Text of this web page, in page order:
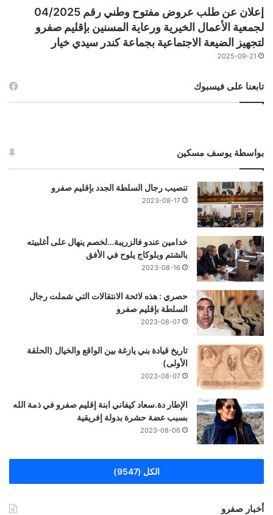
إعلان عن طلب عروض مفتوح وطني رقم 04/2025
لجمعية الأعمال الخيرية ورعاية المسنين بإقليم صفرو
لتجهيز الضيعة الاجتماعية بجماعة كندر سيدي خيار
2025-09-21
تابعنا على فيسبوك
بواسطة يوسف مسكين
تنصيب رجال السلطة الجدد بإقليم صفرو
2023-08-17
خدامين عندو فالزريبة…لخصم ينهال على أغلبيته
بالشتم وبلوكاج يلوح في الأفق
2023-08-16
حصري : هذه لائحة الانتقالات التي شملت رجال
السلطة بإقليم صفرو
2023-08-07
تاريخ قيادة بني يازغة بين الواقع والخيال (الحلقة
الأولى)
2023-08-07
الإطار دة.سعاد كيفاني ابنة إقليم صفرو في ذمة الله
بسبب عضة حشرة بدولة إفريقية
2023-08-06
الكل (9547)
أخبار صفرو